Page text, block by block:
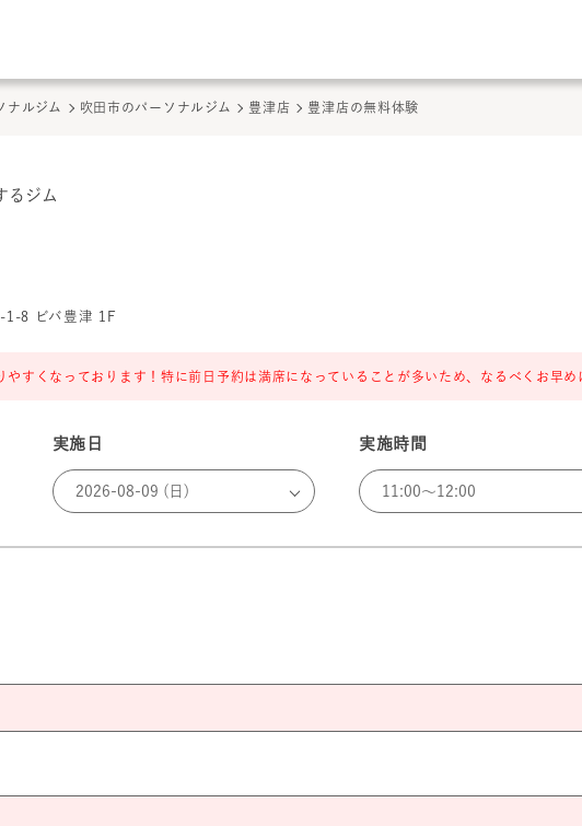
ナルジム 吹田市のパーソナルジム 豊津店 豊津店の無料体験
るジム
1-8 ビバ豊津 1F
やすくなっております！特に前日予約は満席になっていることが多いため、なるべくお早め
実施日 実施時間